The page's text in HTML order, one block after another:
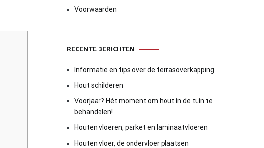
Voorwaarden
RECENTE BERICHTEN
Informatie en tips over de terrasoverkapping
Hout schilderen
Voorjaar? Hét moment om hout in de tuin te
behandelen!
Houten vloeren, parket en laminaatvloeren
Houten vloer, de ondervloer plaatsen